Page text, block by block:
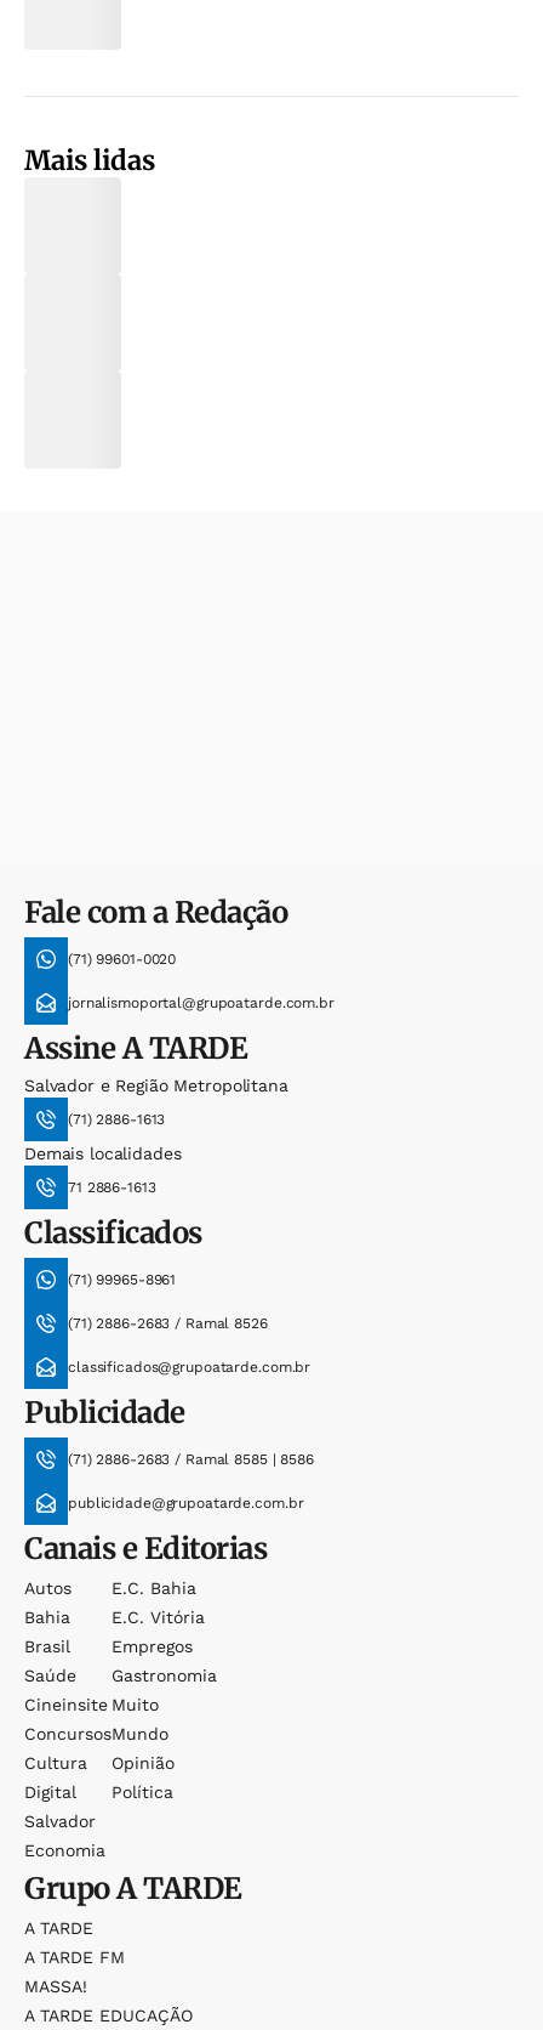
Mais lidas
Fale com a Redação
(71) 99601-0020
jornalismoportal@grupoatarde.com.br
AssineA TARDE
Salvador e Região Metropolitana
(71) 2886-1613
Demais localidades
71 2886-1613
Classificados
(71) 99965-8961
(71) 2886-2683 / Ramal 8526
classificados@grupoatarde.com.br
Publicidade
(71) 2886-2683 / Ramal 8585 | 8586
publicidade@grupoatarde.com.br
Canais e Editorias
Autos
Bahia
Brasil
Saúde
Cineinsite
Concursos
Cultura
Digital
Salvador
Economia
E.c. Bahia
E.c. Vitória
Empregos
Gastronomia
Muito
Mundo
Opinião
Política
GrupoA TARDE
A TARDE
A TARDE FM
MASSA!
A TARDE EDUCAÇÃO